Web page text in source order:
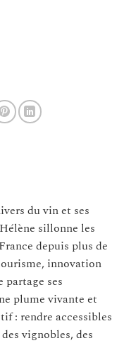
du vin et ses
sillonne les
depuis plus de
innovation
ses
plume vivante et
: rendre accessibles
vignobles, des